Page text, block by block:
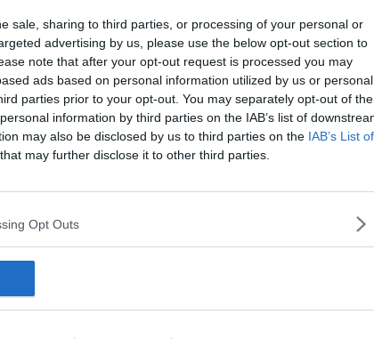
sale, sharing to third parties, or processing of your personal or
advertising by us, please use the below opt-out section to
note that after your opt-out request is processed you may
ads based on personal information utilized by us or personal
parties prior to your opt-out. You may separately opt-out of the
information by third parties on the IAB’s list of
may also be disclosed by us to third parties on the IAB’s List of
that may further disclose it to other third parties.
Opt Outs
alla
Newsletter QUInews - ToscanaMedia.
di posta.
consiglio comunale
Attualità